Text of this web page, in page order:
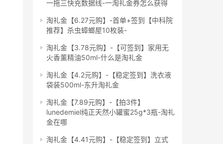
一拖三快充数据线-一淘礼金券怎么获得
淘礼金【6.27元购】-首单+签到【中科院
推荐】杀虫蟑螂屋10枚装-
淘礼金【3.78元购】-【可签到】家用无
火香薰精油50ml-什么是淘礼金
淘礼金【4.2元购】-【稳定签到】洗衣液
袋装500ml-东升淘礼金
淘礼金【7.89元购】-【拍3件】
lunedemiel纯正天然小罐蜜25g*3瓶-淘礼
金在哪
淘礼金【4.41元购】-【稳定签到】立式